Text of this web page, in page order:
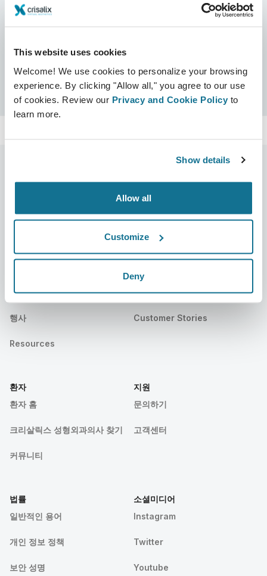
This website uses cookies
Welcome! We use cookies to personalize your browsing
experience. By clicking "Allow all," you agree to our use
of cookies. Review our Privacy and Cookie Policy to
learn more.
Show details
Allow all
Customize
Deny
거리
크리살릭스 인증 검색
회사 소개
간행물
행사
Resources
성형외과의사
성형외과의사 홈
3D 비즈니스 관리자
환자 후기
Customer Stories
환자
환자 홈
크리살릭스 성형외과의사 찾기
커뮤니티
지원
문의하기
고객센터
법률
일반적인 용어
개인 정보 정책
보안 성명
소셜미디어
Instagram
Twitter
Youtube